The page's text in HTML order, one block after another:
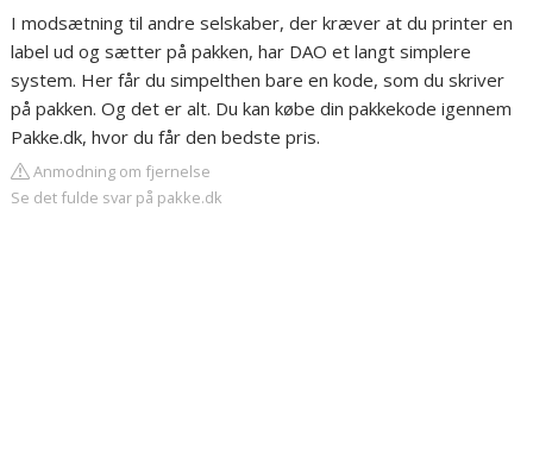
I modsætning til andre selskaber, der kræver at du printer en
label ud og sætter på pakken, har DAO et langt simplere
system. Her får du simpelthen bare en kode, som du skriver
på pakken. Og det er alt. Du kan købe din pakkekode igennem
Pakke.dk, hvor du får den bedste pris.
Anmodning om fjernelse
Se det fulde svar på pakke.dk